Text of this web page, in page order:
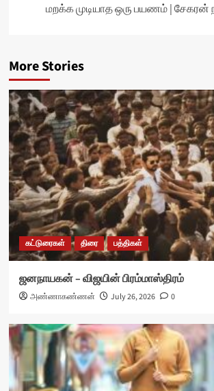
மறக்க முடியாத ஒரு பயணம் |
More Stories
கட்டுரைகள் திரை பத்திகள்
ஜனநாயகன் – விஜயின் பிரம்மாஸ்திரம்
அண்ணாகண்ணன் July 26, 2026 0